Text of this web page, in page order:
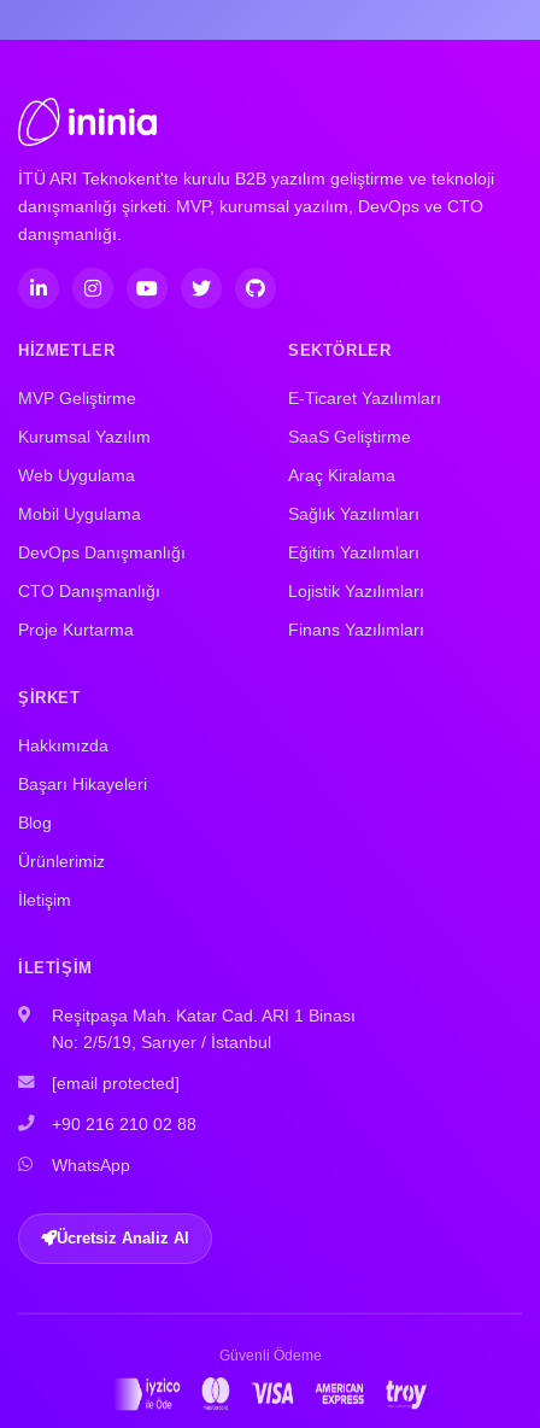
İTÜ ARI Teknokent'te kurulu B2B yazılım geliştirme ve teknoloji
danışmanlığı şirketi. MVP, kurumsal yazılım, DevOps ve CTO
danışmanlığı.
HIZMETLER
MVP Geliştirme
Kurumsal Yazılım
Web Uygulama
Mobil Uygulama
DevOps Danışmanlığı
CTO Danışmanlığı
Proje Kurtarma
SEKTÖRLER
E-Ticaret Yazılımları
SaaS Geliştirme
Araç Kiralama
Sağlık Yazılımları
Eğitim Yazılımları
Lojistik Yazılımları
Finans Yazılımları
ŞIRKET
Hakkımızda
Başarı Hikayeleri
Blog
Ürünlerimiz
İletişim
İLETIŞIM
Reşitpaşa Mah. Katar Cad. ARI 1 Binası
No: 2/5/19, Sarıyer / İstanbul
[email protected]
+90 216 210 02 88
WhatsApp
Ücretsiz Analiz Al
Güvenli Ödeme